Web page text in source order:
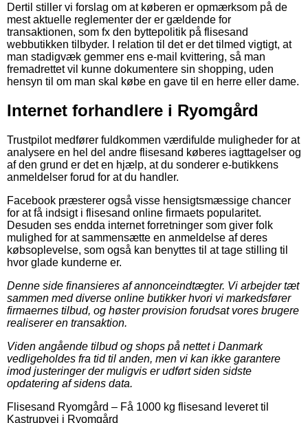
Dertil stiller vi forslag om at køberen er opmærksom på de
mest aktuelle reglementer der er gældende for
transaktionen, som fx den byttepolitik på flisesand
webbutikken tilbyder. I relation til det er det tilmed vigtigt, at
man stadigvæk gemmer ens e-mail kvittering, så man
fremadrettet vil kunne dokumentere sin shopping, uden
hensyn til om man skal købe en gave til en herre eller dame.
Internet forhandlere i Ryomgård
Trustpilot medfører fuldkommen værdifulde muligheder for at
analysere en hel del andre flisesand køberes iagttagelser og
af den grund er det en hjælp, at du sonderer e-butikkens
anmeldelser forud for at du handler.
Facebook præsterer også visse hensigtsmæssige chancer
for at få indsigt i flisesand online firmaets popularitet.
Desuden ses endda internet forretninger som giver folk
mulighed for at sammensætte en anmeldelse af deres
købsoplevelse, som også kan benyttes til at tage stilling til
hvor glade kunderne er.
Denne side finansieres af annonceindtægter. Vi arbejder tæt
sammen med diverse online butikker hvori vi markedsfører
firmaernes tilbud, og høster provision forudsat vores brugere
realiserer en transaktion.
Viden angående tilbud og shops på nettet i Danmark
vedligeholdes fra tid til anden, men vi kan ikke garantere
imod justeringer der muligvis er udført siden sidste
opdatering af sidens data.
Flisesand Ryomgård – Få 1000 kg flisesand leveret til
Kastrupvej i Ryomgård